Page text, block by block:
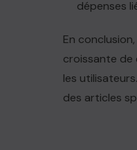
dépenses
En
croissante de
les
des articles